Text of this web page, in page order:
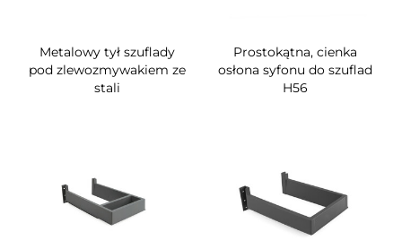
Metalowy tył szuflady
pod zlewozmywakiem ze
stali
Prostokątna, cienka
osłona syfonu do szuflad
H56